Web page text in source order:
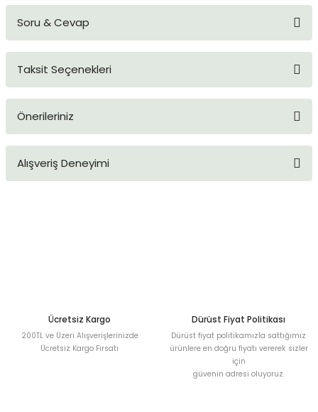
Membranı
Soru & Cevap
Taksit Seçenekleri
Önerileriniz
konularda yetersiz gördüğünüz noktaları öneri formunu
Alışveriş Deneyimi
Ücretsiz Kargo
200TL ve Üzeri Alışverişlerinizde
Ücretsiz Kargo Fırsatı
Dürüst Fiyat Politikası
Dürüst fiyat politikamızla sattığımız
ürünlere en doğru fiyatı vererek sizler
için
güvenin adresi oluyoruz.